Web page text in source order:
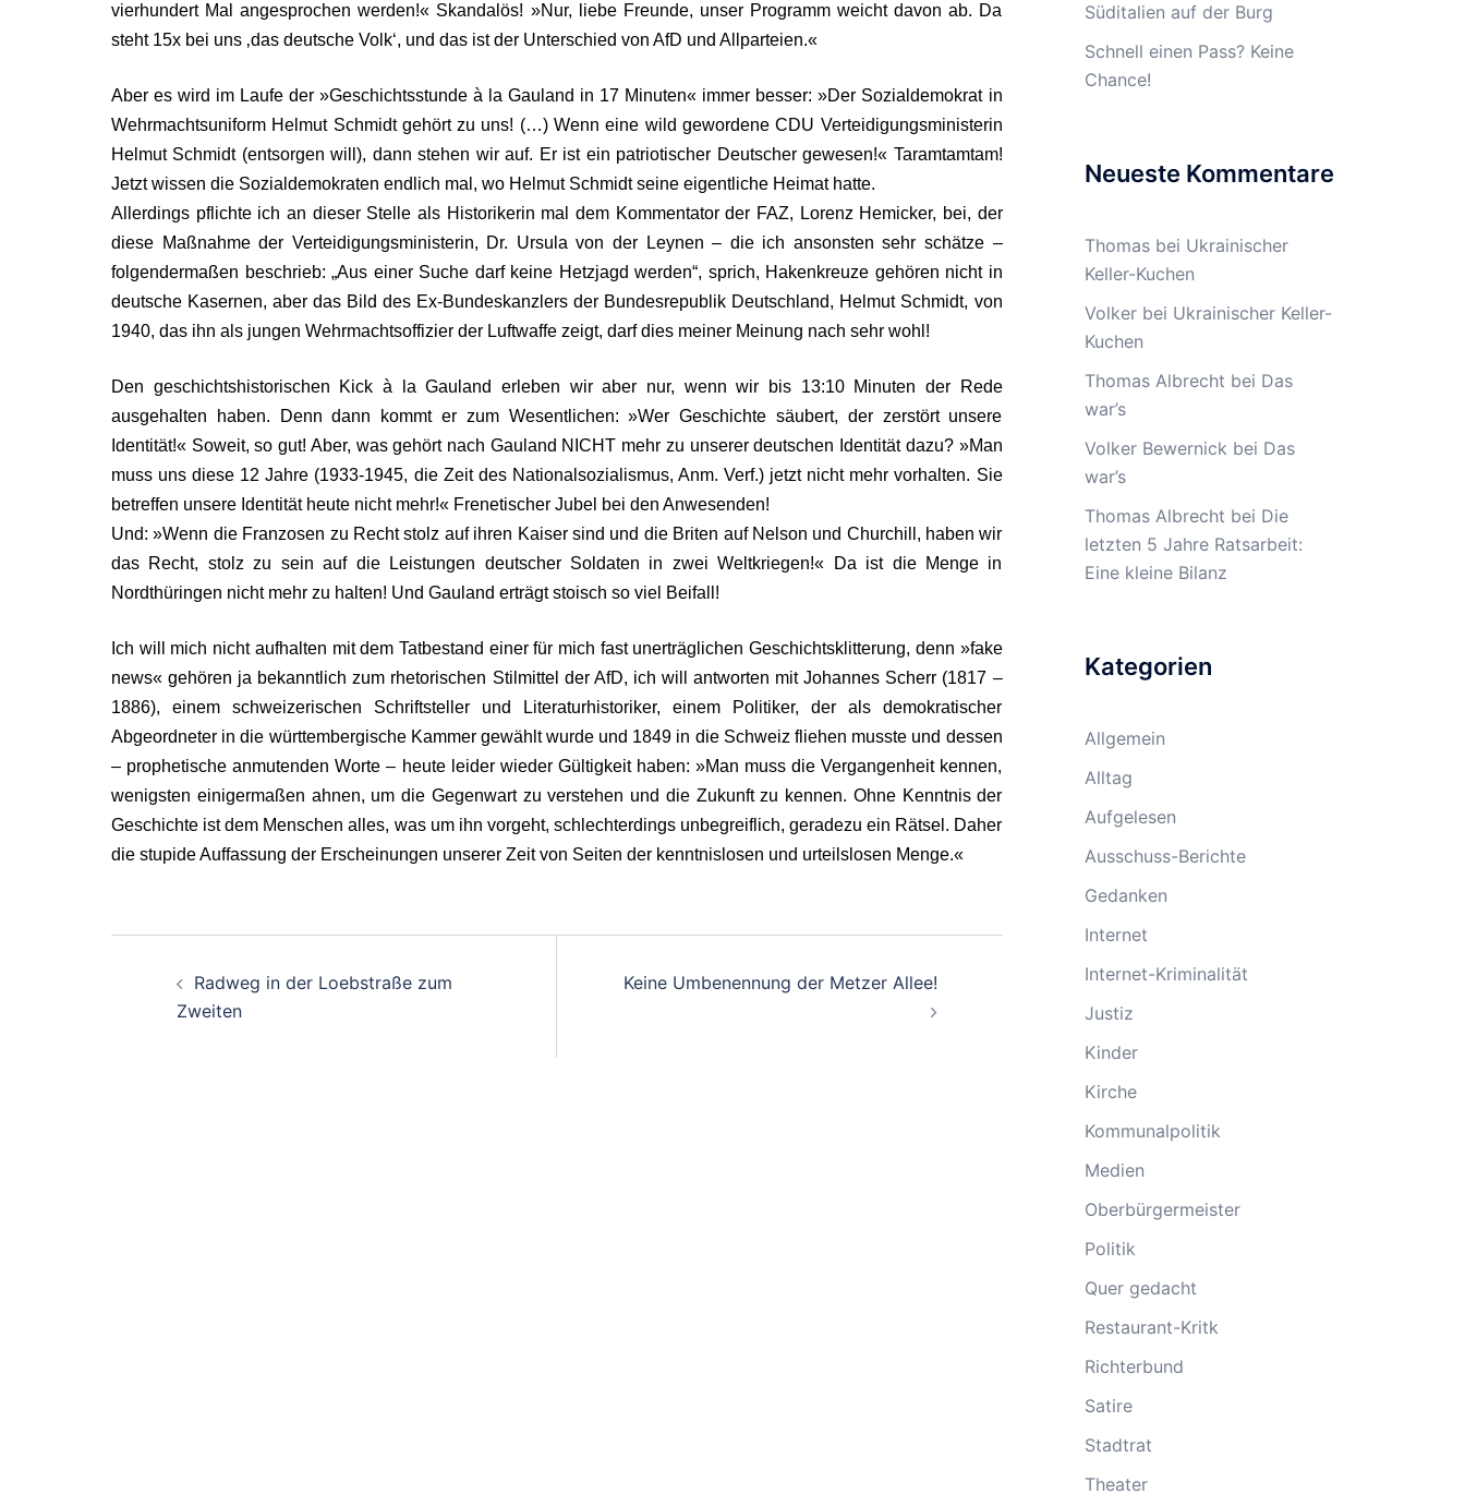
vierhundert Mal angesprochen werden!« Skandalös! »Nur, liebe Freunde, unser Programm weicht davon ab. Da
steht 15x bei uns ‚das deutsche Volk‘, und das ist der Unterschied von AfD und Allparteien.«
Aber es wird im Laufe der »Geschichtsstunde à la Gauland in 17 Minuten« immer besser: »Der Sozialdemokrat in
Wehrmachtsuniform Helmut Schmidt gehört zu uns! (…) Wenn eine wild gewordene CDU Verteidigungsministerin
Helmut Schmidt (entsorgen will), dann stehen wir auf. Er ist ein patriotischer Deutscher gewesen!« Taramtamtam!
Jetzt wissen die Sozialdemokraten endlich mal, wo Helmut Schmidt seine eigentliche Heimat hatte.
Allerdings pflichte ich an dieser Stelle als Historikerin mal dem Kommentator der FAZ, Lorenz Hemicker, bei, der
diese Maßnahme der Verteidigungsministerin, Dr. Ursula von der Leynen – die ich ansonsten sehr schätze –
folgendermaßen beschrieb: „Aus einer Suche darf keine Hetzjagd werden“, sprich, Hakenkreuze gehören nicht in
deutsche Kasernen, aber das Bild des Ex-Bundeskanzlers der Bundesrepublik Deutschland, Helmut Schmidt, von
1940, das ihn als jungen Wehrmachtsoffizier der Luftwaffe zeigt, darf dies meiner Meinung nach sehr wohl!
Den geschichtshistorischen Kick à la Gauland erleben wir aber nur, wenn wir bis 13:10 Minuten der Rede
ausgehalten haben. Denn dann kommt er zum Wesentlichen: »Wer Geschichte säubert, der zerstört unsere
Identität!« Soweit, so gut! Aber, was gehört nach Gauland NICHT mehr zu unserer deutschen Identität dazu? »Man
muss uns diese 12 Jahre (1933-1945, die Zeit des Nationalsozialismus, Anm. Verf.) jetzt nicht mehr vorhalten. Sie
betreffen unsere Identität heute nicht mehr!« Frenetischer Jubel bei den Anwesenden!
Und: »Wenn die Franzosen zu Recht stolz auf ihren Kaiser sind und die Briten auf Nelson und Churchill, haben wir
das Recht, stolz zu sein auf die Leistungen deutscher Soldaten in zwei Weltkriegen!« Da ist die Menge in
Nordthüringen nicht mehr zu halten! Und Gauland erträgt stoisch so viel Beifall!
Ich will mich nicht aufhalten mit dem Tatbestand einer für mich fast unerträglichen Geschichtsklitterung, denn »fake
news« gehören ja bekanntlich zum rhetorischen Stilmittel der AfD, ich will antworten mit Johannes Scherr (1817 –
1886), einem schweizerischen Schriftsteller und Literaturhistoriker, einem Politiker, der als demokratischer
Abgeordneter in die württembergische Kammer gewählt wurde und 1849 in die Schweiz fliehen musste und dessen
– prophetische anmutenden Worte – heute leider wieder Gültigkeit haben: »Man muss die Vergangenheit kennen,
wenigsten einigermaßen ahnen, um die Gegenwart zu verstehen und die Zukunft zu kennen. Ohne Kenntnis der
Geschichte ist dem Menschen alles, was um ihn vorgeht, schlechterdings unbegreiflich, geradezu ein Rätsel. Daher
die stupide Auffassung der Erscheinungen unserer Zeit von Seiten der kenntnislosen und urteilslosen Menge.«
Radweg in der Loebstraße zum
Zweiten
Keine Umbenennung der Metzer Allee!
Süditalien auf der Burg
Schnell einen Pass? Keine
Chance!
Neueste Kommentare
Thomasbei Ukrainischer
Keller-Kuchen
Volkerbei Ukrainischer Keller-
Kuchen
Thomas Albrecht bei Das
war’s
Volker Bewernick bei Das
war’s
Thomas Albrecht bei Die
letzten 5 Jahre Ratsarbeit:
Eine kleine Bilanz
Kategorien
Allgemein
Alltag
Aufgelesen
Ausschuss-Berichte
Gedanken
Internet
Internet-Kriminalität
Justiz
Kinder
Kirche
Kommunalpolitik
Medien
Oberbürgermeister
Politik
Quer gedacht
Restaurant-Kritk
Richterbund
Satire
Stadtrat
Theater